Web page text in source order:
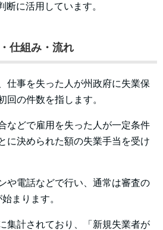
断に活用しています。
仕組み・流れ
仕事を失った人が州政府に失業保
回の件数を指します。
などで雇用を失った人が一定条件
に決められた額の失業手当を受け
や電話などで行い、通常は審査の
まります。
集計されており、「新規失業者が